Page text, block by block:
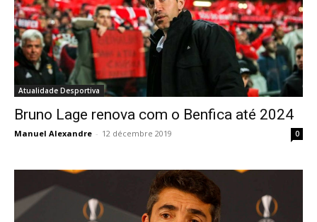
Atualidade Desportiva
Bruno Lage renova com o Benfica até 2024
Manuel Alexandre - 12 décembre 2019 0